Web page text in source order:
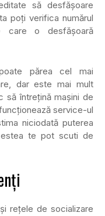
să desfășoare
poți verifica numărul
care o desfășoară
părea cel mai
dar este mai mult
să întrețină mașini de
service-ul
niciodată puterea
te pot scuti de
rețele de socializare